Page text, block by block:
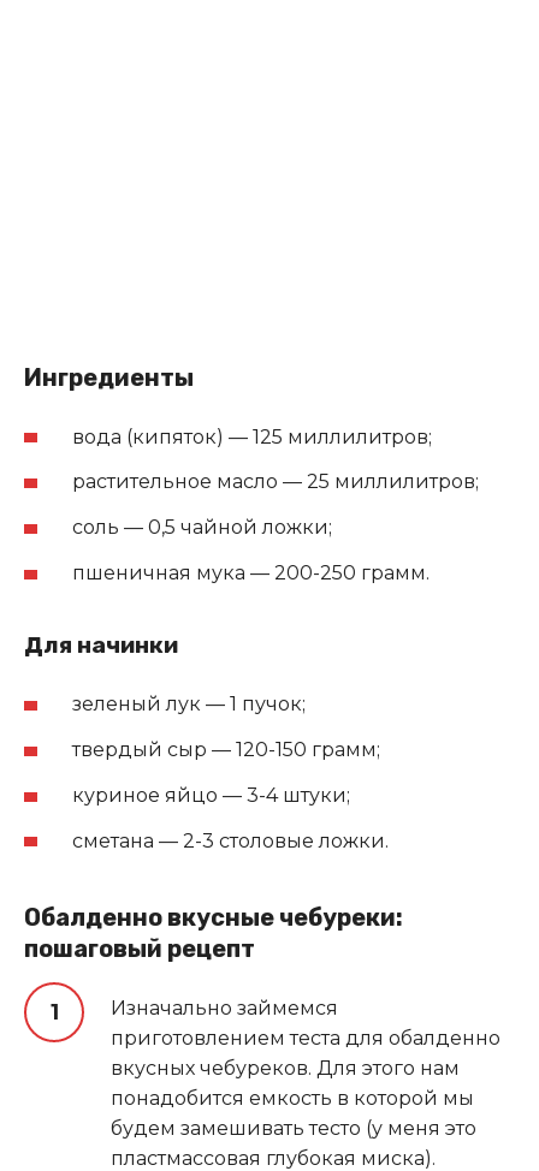
Ингредиенты
вода (кипяток) — 125 миллилитров;
растительное масло — 25 миллилитров;
соль — 0,5 чайной ложки;
пшеничная мука — 200-250 грамм.
Для начинки
зеленый лук — 1 пучок;
твердый сыр — 120-150 грамм;
куриное яйцо — 3-4 штуки;
сметана — 2-3 столовые ложки.
Обалденно вкусные чебуреки:
пошаговый рецепт
Изначально займемся
приготовлением теста для обалденно
вкусных чебуреков. Для этого нам
понадобится емкость в которой мы
будем замешивать тесто (у меня это
пластмассовая глубокая миска).